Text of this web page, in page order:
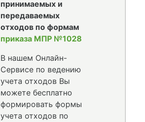
принимаемых и
передаваемых
отходов по формам
приказа МПР №1028
В нашем Онлайн-
Сервисе по ведению
учета отходов Вы
можете бесплатно
формировать формы
учета отходов по